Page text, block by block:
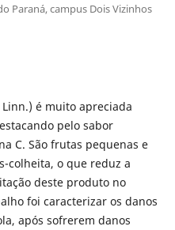
Paraná, campus Dois Vizinhos
Linn.) é muito apreciada
pelo sabor
C. São frutas pequenas e
colheita, o que reduz a
deste produto no
foi caracterizar os danos
após sofrerem danos